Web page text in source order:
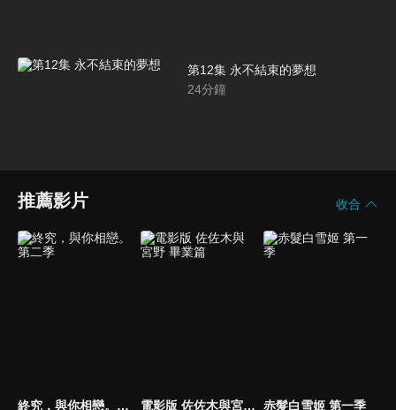
第12集 永不結束的夢想
24分鐘
推薦影片 收合
終究，與你相戀。第二季 電影版 佐佐木與宮野 畢業篇 赤髮白雪姬 第一季